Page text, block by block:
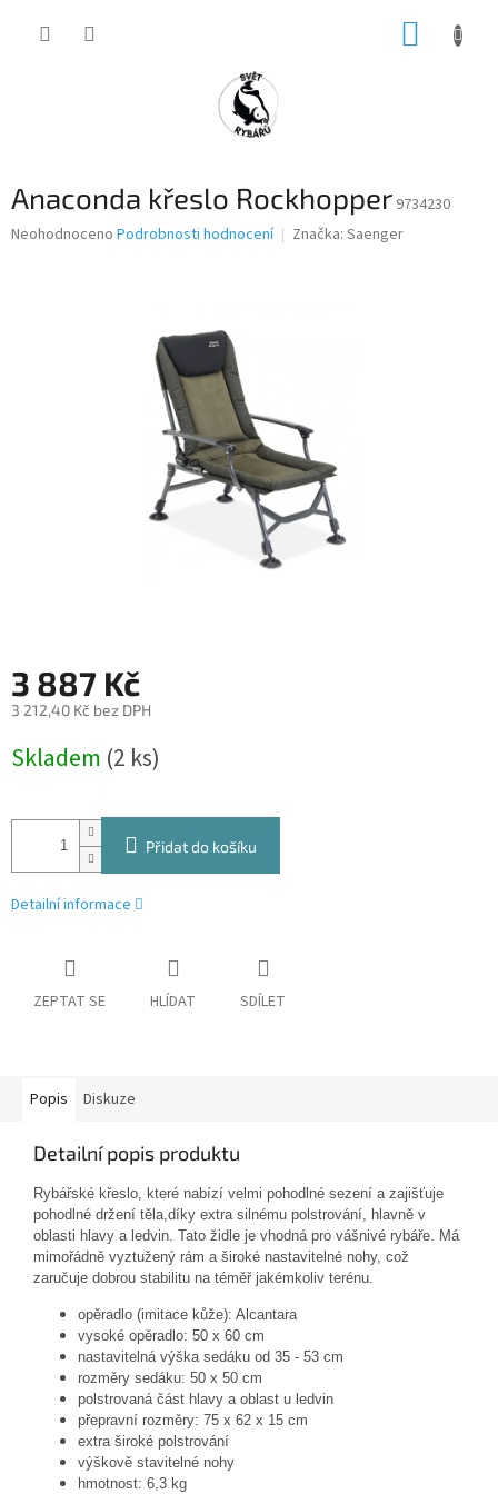
Anaconda křeslo Rockhopper 9734230
Průměrné
Neohodnoceno Podrobnosti hodnocení Značka: Saenger
3 887 Kč
3 212,40 Kč bez DPH
cena:
Skladem (2 ks)
Přidat do košíku
Detailní informace
ZEPTAT SE HLÍDAT SDÍLET
Popis Diskuze
Detailní popis produktu
Rybářské křeslo, které nabízí velmi pohodlné sezení a zajišťuje
pohodlné držení těla,díky extra silnému polstrování, hlavně v
oblasti hlavy a ledvin. Tato židle je vhodná pro vášnivé rybáře. Má
mimořádně vyztužený rám a široké nastavitelné nohy, což
zaručuje dobrou stabilitu na téměř jakémkoliv terénu.
opěradlo (imitace kůže): Alcantara
vysoké opěradlo: 50 x 60 cm
nastavitelná výška sedáku od 35 - 53 cm
rozměry sedáku: 50 x 50 cm
polstrovaná část hlavy a oblast u ledvin
přepravní rozměry: 75 x 62 x 15 cm
extra široké polstrování
výškově stavitelné nohy
hmotnost: 6,3 kg